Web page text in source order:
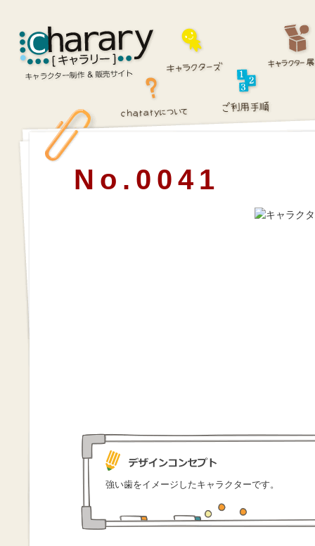
No.0041
強い歯をイメージしたキャラクターです。